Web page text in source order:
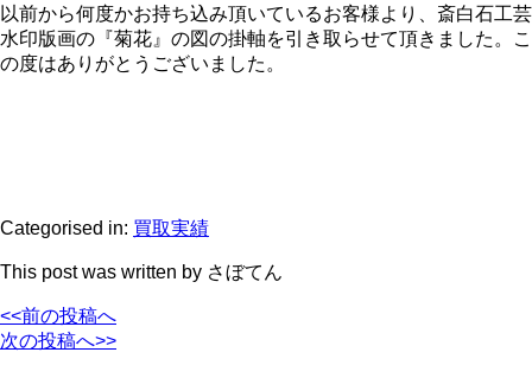
以前から何度かお持ち込み頂いているお客様より、斎白石工芸
水印版画の『菊花』の図の掛軸を引き取らせて頂きました。こ
の度はありがとうございました。
Categorised in: 買取実績
This post was written by さぼてん
<<前の投稿へ
次の投稿へ>>